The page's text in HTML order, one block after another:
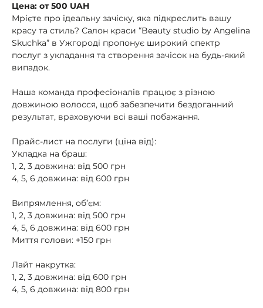
Цена: от 500 UAH
Мрієте про ідеальну зачіску, яка підкреслить вашу
красу та стиль? Салон краси “Beauty studio by Angelina
Skuchka” в Ужгороді пропонує широкий спектр
послуг з укладання та створення зачісок на будь-який
випадок.
Наша команда професіоналів працює з різною
довжиною волосся, щоб забезпечити бездоганний
результат, враховуючи всі ваші побажання.
Прайс-лист на послуги (ціна від):
Укладка на браш:
1, 2, 3 довжина: від 500 грн
4, 5, 6 довжина: від 600 грн
Випрямлення, об’єм:
1, 2, 3 довжина: від 500 грн
4, 5, 6 довжина: від 600 грн
Миття голови: +150 грн
Лайт накрутка:
1, 2, 3 довжина: від 600 грн
4, 5, 6 довжина: від 800 грн